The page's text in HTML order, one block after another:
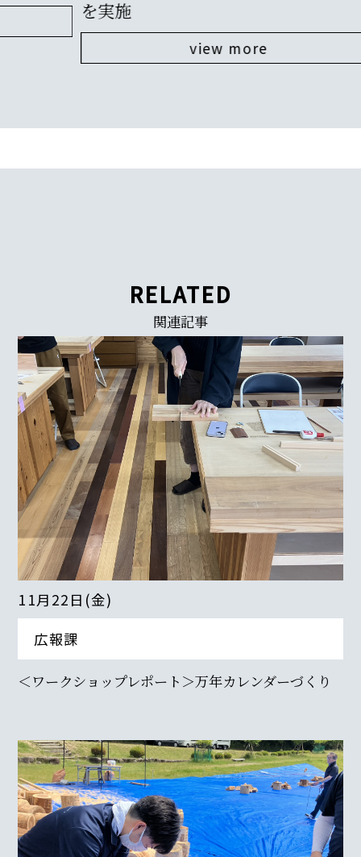
を実施
view more
RELATED
関連記事
11月22日(金)
広報課
＜ワークショップレポート＞万年カレンダーづくり